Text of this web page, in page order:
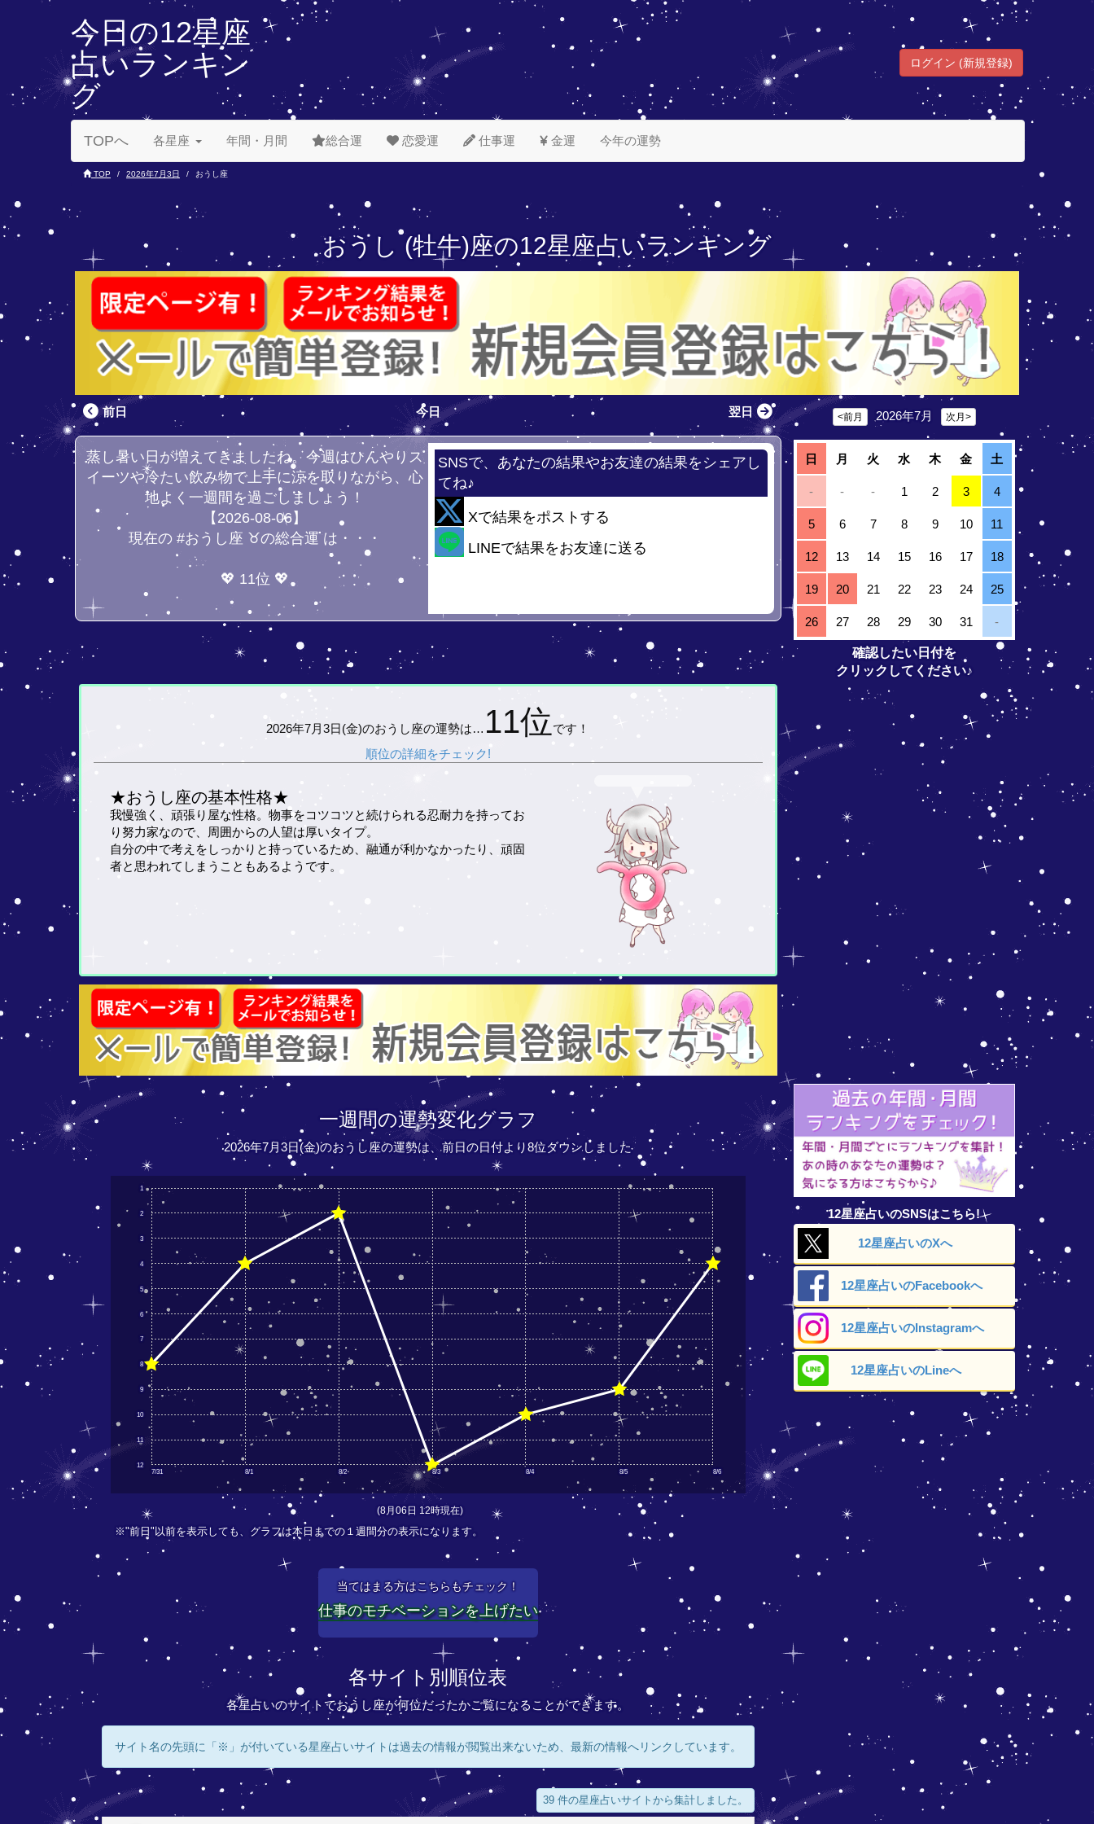
今日の12星座
占いランキン
グ
ログイン (新規登録)
TOPへ 各星座 年間・月間 総合運 恋愛運 仕事運 金運 今年の運勢
TOP 2026年7月3日 おうし座
おうし (牡牛)座の12星座占いランキング
前日 今日 翌日
蒸し暑い日が増えてきましたね。今週はひんやりス
イーツや冷たい飲み物で上手に涼を取りながら、心
地よく一週間を過ごしましょう！
【2026-08-06】
現在の #おうし座 ♉の総合運 は・・・
💖 11位 💖
SNSで、あなたの結果やお友達の結果をシェアし
てね♪
Xで結果をポストする
LINEで結果をお友達に送る
2026年7月3日(金)のおうし座の運勢は… 11位 です！
順位の詳細をチェック!
★おうし座の基本性格★
我慢強く、頑張り屋な性格。物事をコツコツと続けられる忍耐力を持ってお
り努力家なので、周囲からの人望は厚いタイプ。
自分の中で考えをしっかりと持っているため、融通が利かなかったり、頑固
者と思われてしまうこともあるようです。
<前月 2026年7月 次月>
日 月 火 水 木 金 土
- - - 1 2 3 4
5 6 7 8 9 10 11
12 13 14 15 16 17 18
19 20 21 22 23 24 25
26 27 28 29 30 31 -
確認したい日付を
クリックしてください♪
一週間の運勢変化グラフ
2026年7月3日(金)のおうし座の運勢は、前日の日付より8位ダウンしました
7/31 8/1 8/2 8/3 8/4 8/5 8/6
12
11
10
9
8
7
6
5
4
3
2
1
(8月06日 12時現在)
※"前日"以前を表示しても、グラフは本日までの１週間分の表示になります。
当てはまる方はこちらもチェック！
仕事のモチベーションを上げたい
各サイト別順位表
各星占いのサイトでおうし座が何位だったかご覧になることができます。
サイト名の先頭に「※」が付いている星座占いサイトは過去の情報が閲覧出来ないため、最新の情報へリンクしています。
39 件の星座占いサイトから集計しました。
12星座占いのSNSはこちら!
12星座占いのXへ
12星座占いのFacebookへ
12星座占いのInstagramへ
12星座占いのLineへ